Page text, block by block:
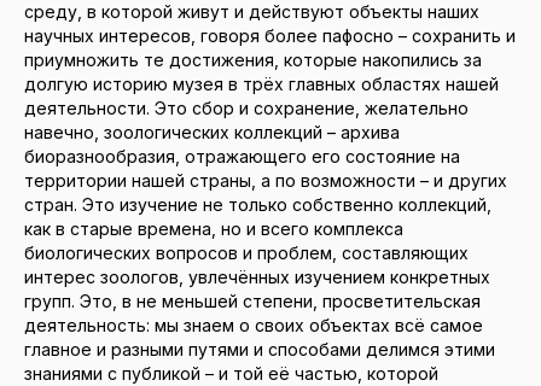
среду, в которой живут и действуют объекты наших
научных интересов, говоря более пафосно – сохранить и
приумножить те достижения, которые накопились за
долгую историю музея в трёх главных областях нашей
деятельности. Это сбор и сохранение, желательно
навечно, зоологических коллекций – архива
биоразнообразия, отражающего его состояние на
территории нашей страны, а по возможности – и других
стран. Это изучение не только собственно коллекций,
как в старые времена, но и всего комплекса
биологических вопросов и проблем, составляющих
интерес зоологов, увлечённых изучением конкретных
групп. Это, в не меньшей степени, просветительская
деятельность: мы знаем о своих объектах всё самое
главное и разными путями и способами делимся этими
знаниями с публикой – и той её частью, которой